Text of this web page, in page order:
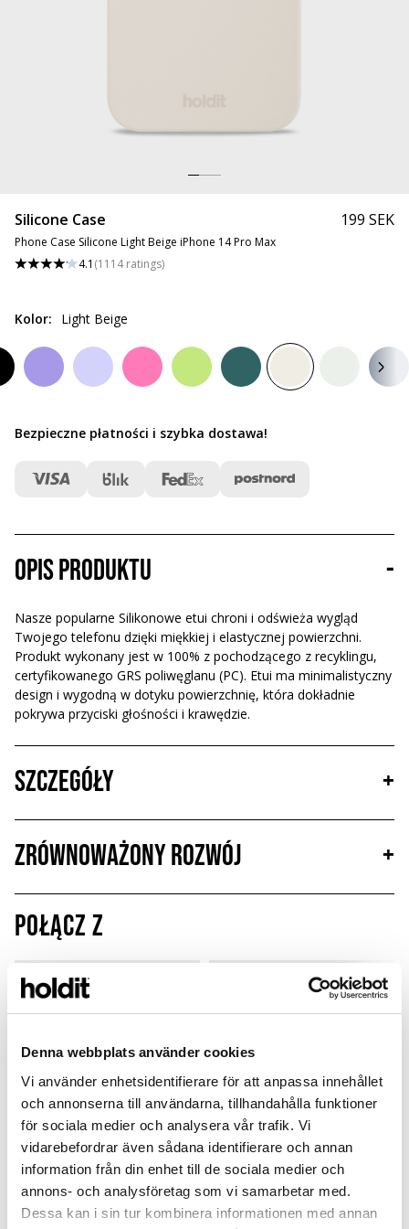
Denna webbplats använder cookies
Vi använder enhetsidentifierare för att anpassa innehållet
och annonserna till användarna, tillhandahålla funktioner
för sociala medier och analysera vår trafik. Vi
vidarebefordrar även sådana identifierare och annan
information från din enhet till de sociala medier och
annons- och analysföretag som vi samarbetar med.
Dessa kan i sin tur kombinera informationen med annan
Silicone Case
Phone Case Silicone Light Beige iPhone 14 Pro Max
4.1 (1114 ratings)
199 SEK
Kolor: Light Beige
Bezpieczne płatności i szybka dostawa!
Opis produktu -
Nasze popularne Silikonowe etui chroni i odświeża wygląd
Twojego telefonu dzięki miękkiej i elastycznej powierzchni.
Produkt wykonany jest w 100% z pochodzącego z recyklingu,
certyfikowanego GRS poliwęglanu (PC). Etui ma minimalistyczny
design i wygodną w dotyku powierzchnię, która dokładnie
pokrywa przyciski głośności i krawędzie.
Szczegóły +
Zrównoważony rozwój
+
Połącz z
MagSafe Fit
Card Holder Silicone Case